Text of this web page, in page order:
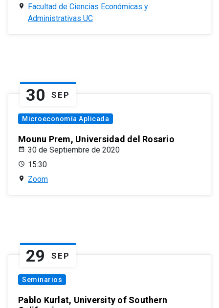
Facultad de Ciencias Económicas y
Administrativas UC
30 SEP
Microeconomía Aplicada
Mounu Prem, Universidad del Rosario
30 de Septiembre de 2020
15:30
Zoom
29 SEP
Seminarios
Pablo Kurlat, University of Southern